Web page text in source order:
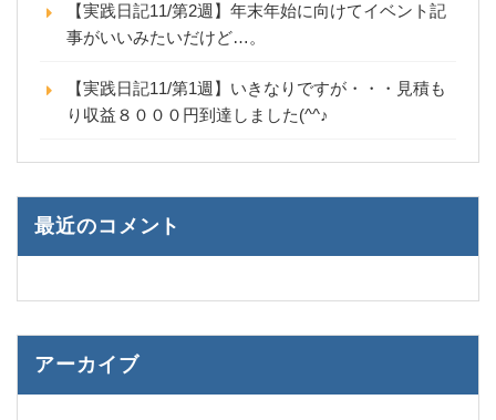
【実践日記11/第2週】年末年始に向けてイベント記
事がいいみたいだけど…。
【実践日記11/第1週】いきなりですが・・・見積も
り収益８０００円到達しました(^^♪
最近のコメント
アーカイブ